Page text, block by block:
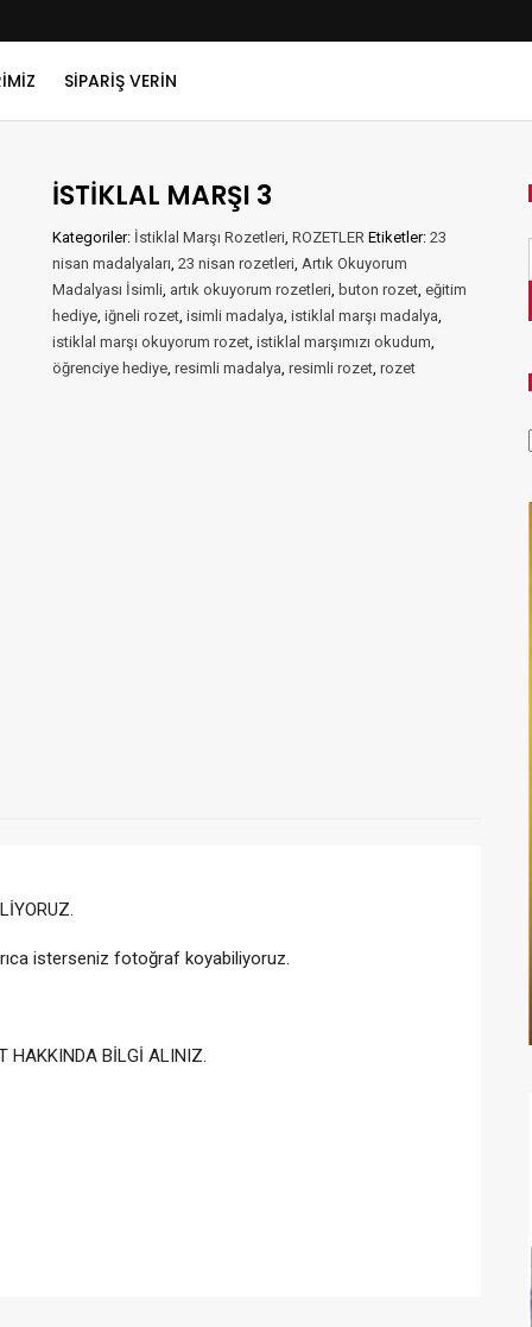
SIPARIŞ VERIN
İSTİKLAL MARŞI 3
Kategoriler: İstiklal Marşı Rozetleri,ROZETLER Etiketler:23
nisan madalyaları,23 nisan rozetleri,Artık Okuyorum
Madalyası İsimli, artık okuyorum rozetleri, buton rozet,eğitim
hediye,iğneli rozet,isimli madalya,istiklal marşı madalya,
istiklal marşı okuyorum rozet,istiklal marşımızı okudum,
öğrenciye hediye,resimli madalya,resimli rozet,rozet
isterseniz fotoğraf koyabiliyoruz.
HAKKINDA BİLGİ ALINIZ.